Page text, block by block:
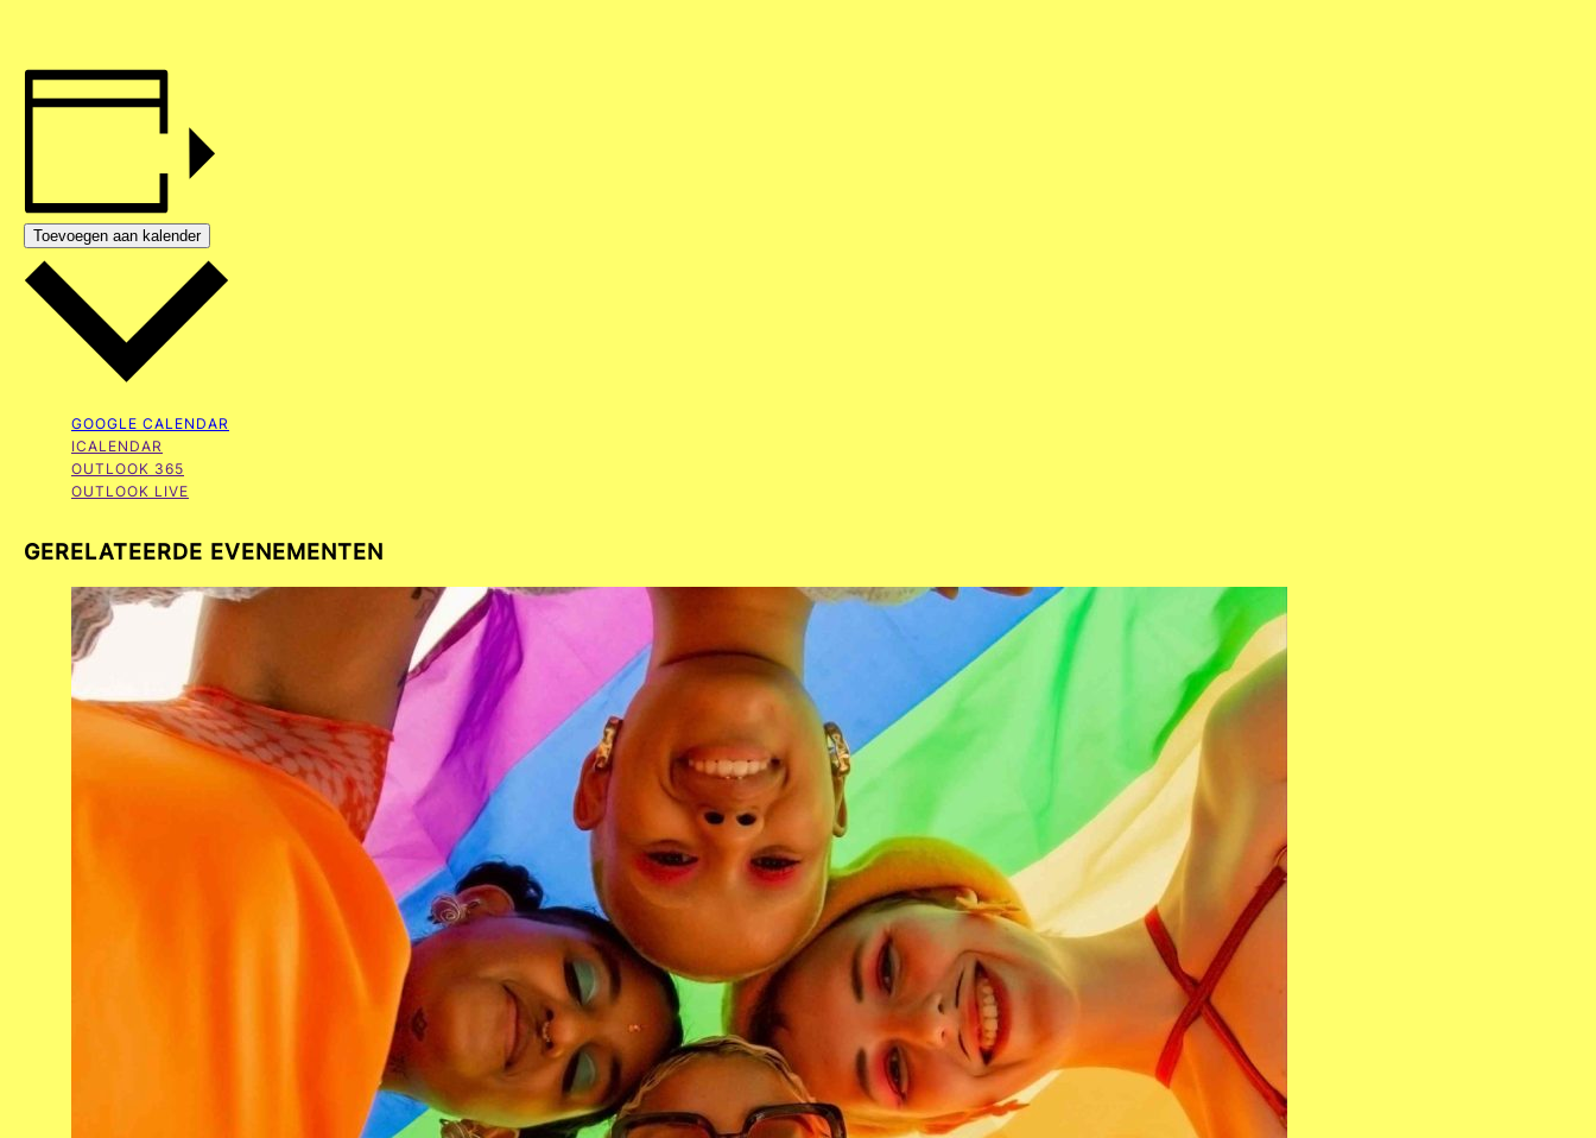
Toevoegen aan kalender
GOOGLE CALENDAR
ICALENDAR
OUTLOOK 365
OUTLOOK LIVE
GERELATEERDE EVENEMENTEN